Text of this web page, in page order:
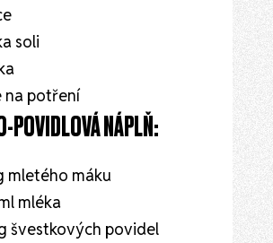
soli
na potření
POVIDLOVÁ NÁPLŇ:
mletého máku
mléka
švestkových povidel